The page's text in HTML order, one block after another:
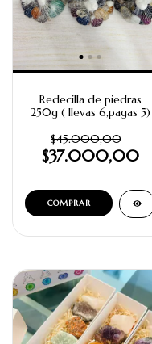
Redecilla de piedras
250g ( llevas 6,pagas 5)
$45.000,00
$37.000,00